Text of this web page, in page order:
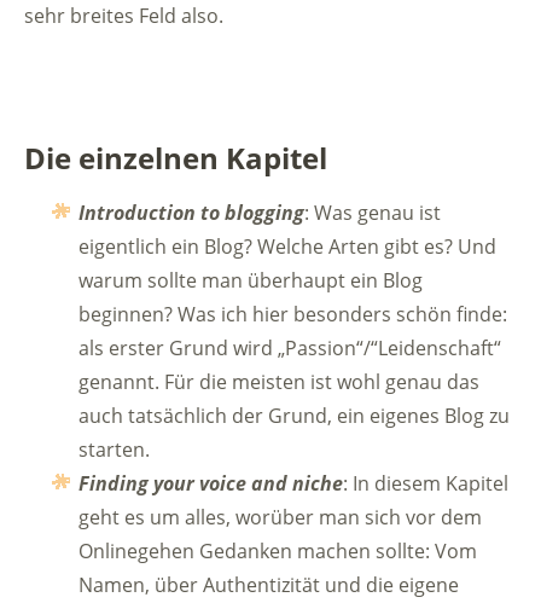
sehr breites Feld also.
Die einzelnen Kapitel
Introduction to blogging: Was genau ist
eigentlich ein Blog? Welche Arten gibt es? Und
warum sollte man überhaupt ein Blog
beginnen? Was ich hier besonders schön finde:
als erster Grund wird „Passion“/“Leidenschaft“
genannt. Für die meisten ist wohl genau das
auch tatsächlich der Grund, ein eigenes Blog zu
starten.
Finding your voice and niche: In diesem Kapitel
geht es um alles, worüber man sich vor dem
Onlinegehen Gedanken machen sollte: Vom
Namen, über Authentizität und die eigene